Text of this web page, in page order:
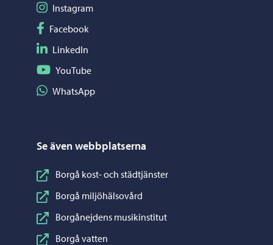
Följ på Instagram
Instagram
Följ på Facebook
Facebook
Följ på LinkedIn
LinkedIn
Följ på YouTube
YouTube
Dela på WhatsApp
WhatsApp
Se även webbplatserna
Borgå kost- och städtjänster
Borgå miljöhälsovård
Borgånejdens musikinstitut
Borgå vatten